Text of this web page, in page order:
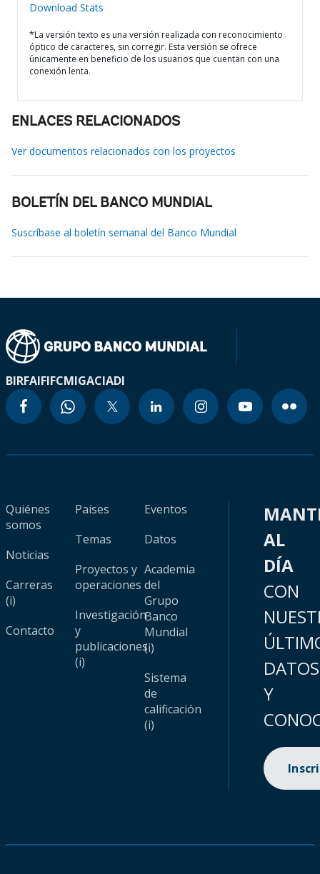
Download Stats
*La versión texto es una versión realizada con reconocimiento
óptico de caracteres, sin corregir. Esta versión se ofrece
únicamente en beneficio de los usuarios que cuentan con una
conexión lenta.
ENLACES RELACIONADOS
Ver documentos relacionados con los proyectos
BOLETÍN DEL BANCO MUNDIAL
Suscríbase al boletín semanal del Banco Mundial
BIRFAIFIFCMIGACIADI
Quiénes
somos
Noticias
Carreras
(i)
Contacto
Países
Temas
Proyectos y
operaciones
Investigación
y
publicaciones
(i)
Eventos
Datos
Academia
del
Grupo
Banco
Mundial
(i)
Sistema
de
calificación
(i)
AL
DÍA
CON
DATOS
Y